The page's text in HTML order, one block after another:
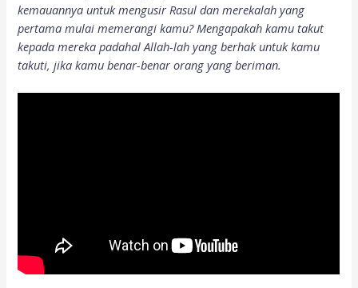
kemauannya untuk mengusir Rasul dan merekalah yang
pertama mulai memerangi kamu? Mengapakah kamu takut
kepada mereka padahal Allah-lah yang berhak untuk kamu
takuti, jika kamu benar-benar orang yang beriman.